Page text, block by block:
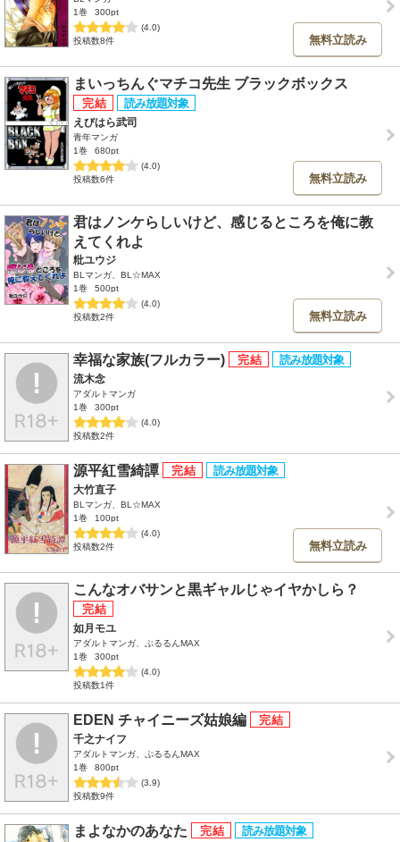
1巻
300pt
(4.0)
投稿数8件
無料立読み
まいっちんぐマチコ先生 ブラックボックス
えびはら武司
青年マンガ
1巻
680pt
(4.0)
投稿数6件
無料立読み
君はノンケらしいけど、感じるところを俺に教
えてくれよ
粃ユウジ
BLマンガ、BL☆MAX
1巻
500pt
(4.0)
投稿数2件
無料立読み
幸福な家族(フルカラー)
流木念
アダルトマンガ
1巻
300pt
(4.0)
投稿数2件
源平紅雪綺譚
大竹直子
BLマンガ、BL☆MAX
1巻
100pt
(4.0)
投稿数2件
無料立読み
こんなオバサンと黒ギャルじゃイヤかしら？
如月モユ
アダルトマンガ、ぷるるんMAX
1巻
300pt
(4.0)
投稿数1件
EDEN チャイニーズ姑娘編
千之ナイフ
アダルトマンガ、ぷるるんMAX
1巻
800pt
(3.9)
投稿数9件
まよなかのあなた